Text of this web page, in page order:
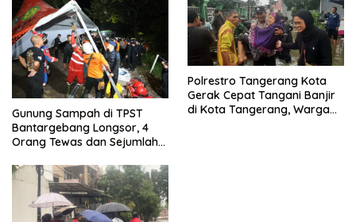
Gunung Sampah di TPST
Bantargebang Longsor, 4
Orang Tewas dan Sejumlah
Polrestro Tangerang Kota
Gerak Cepat Tangani Banjir
di Kota Tangerang, Warga